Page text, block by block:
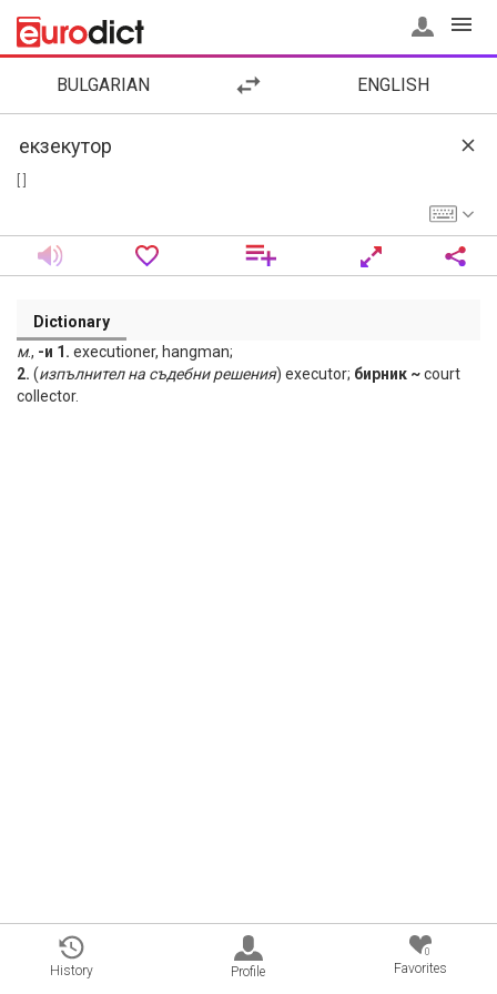
BULGARIAN ENGLISH
Dictionary
м., -и 1. executioner, hangman;
2. (изпълнител на съдебни решения) executor; бирник ~court
collector.
History Profile
0
Favorites